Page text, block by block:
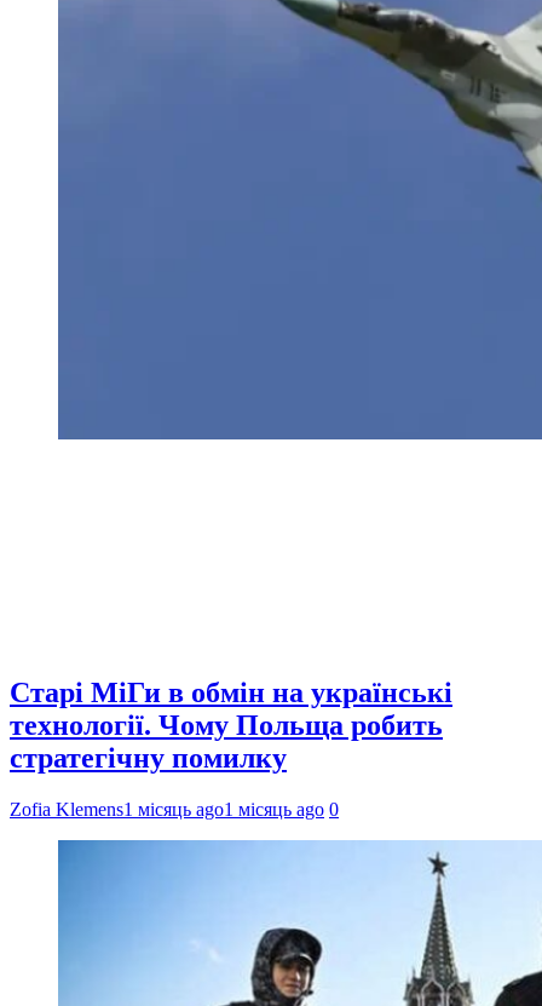
Старі МіГи в обмін на українські
технології. Чому Польща робить
стратегічну помилку
Zofia Klemens1 місяць ago1 місяць ago 0